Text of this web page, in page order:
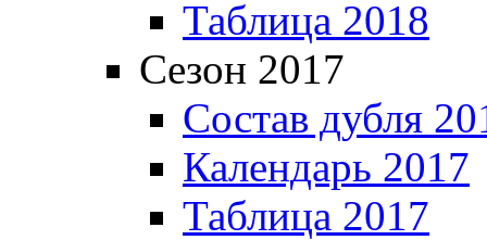
Таблица 2018
Сезон 2017
Состав дубля
Календарь 2017
Таблица 2017